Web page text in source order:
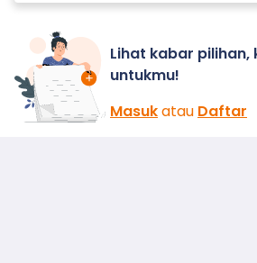
Lihat kabar pilihan,
untukmu!
Masukatau Daftar